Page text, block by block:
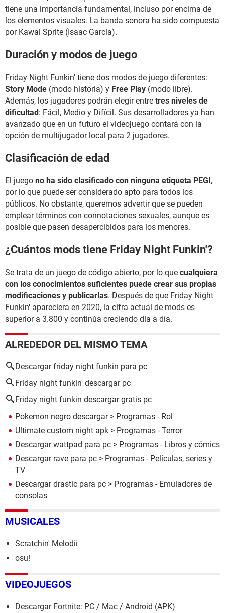
tiene una importancia fundamental, incluso por encima de
los elementos visuales. La banda sonora ha sido compuesta
por Kawai Sprite (Isaac García).
Duración y modos de juego
Friday Night Funkin' tiene dos modos de juego diferentes:
Story Mode (modo historia) y Free Play (modo libre).
Además, los jugadores podrán elegir entre tres niveles de
dificultad: Fácil, Medio y Difícil. Sus desarrolladores ya han
avanzado que en un futuro el videojuego contará con la
opción de multijugador local para 2 jugadores.
Clasificación de edad
El juego no ha sido clasificado con ninguna etiqueta PEGI,
por lo que puede ser considerado apto para todos los
públicos. No obstante, queremos advertir que se pueden
emplear términos con connotaciones sexuales, aunque es
posible que pasen desapercibidos para los menores.
¿Cuántos mods tiene Friday Night Funkin'?
Se trata de un juego de código abierto, por lo que cualquiera
con los conocimientos suficientes puede crear sus propias
modificaciones y publicarlas. Después de que Friday Night
Funkin' apareciera en 2020, la cifra actual de mods es
superior a 3.800 y continúa creciendo día a día.
ALREDEDOR DEL MISMO TEMA
Descargar friday night funkin para pc
Friday night funkin' descargar pc
Friday night funkin descargar gratis pc
Pokemon negro descargar> Programas - Rol
Ultimate custom night apk > Programas - Terror
Descargar wattpad para pc > Programas - Libros y cómics
Descargar rave para pc > Programas - Películas, series y
TV
Descargar drastic para pc > Programas - Emuladores de
consolas
MUSICALES
Scratchin' Melodii
osu!
VIDEOJUEGOS
Descargar Fortnite: PC / Mac / Android (APK)